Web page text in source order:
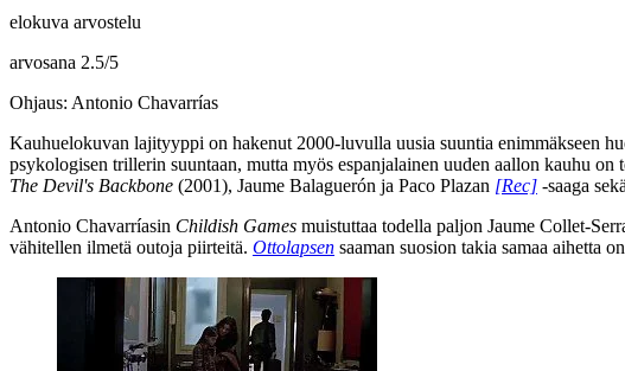
elokuva arvostelu
arvosana 2.5/5
Ohjaus: Antonio Chavarrías
Kauhuelokuvan lajityyppi on hakenut 2000‑luvulla uusia suuntia enimmäkseen
psykologisen trillerin suuntaan, mutta myös espanjalainen uuden aallon kauhu
The Devil's Backbone (2001), Jaume Balaguerón ja Paco Plazan [Rec] ‑saaga sekä
Antonio Chavarríasin Childish Games muistuttaa todella paljon Jaume Collet-
vähitellen ilmetä outoja piirteitä. Ottolapsen saaman suosion takia samaa aihetta